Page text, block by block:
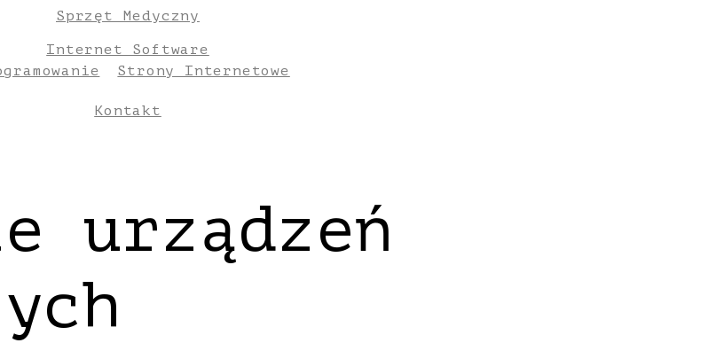
Sprzęt Medyczny
Internet Software
Strony Internetowe
Kontakt
urządzeń